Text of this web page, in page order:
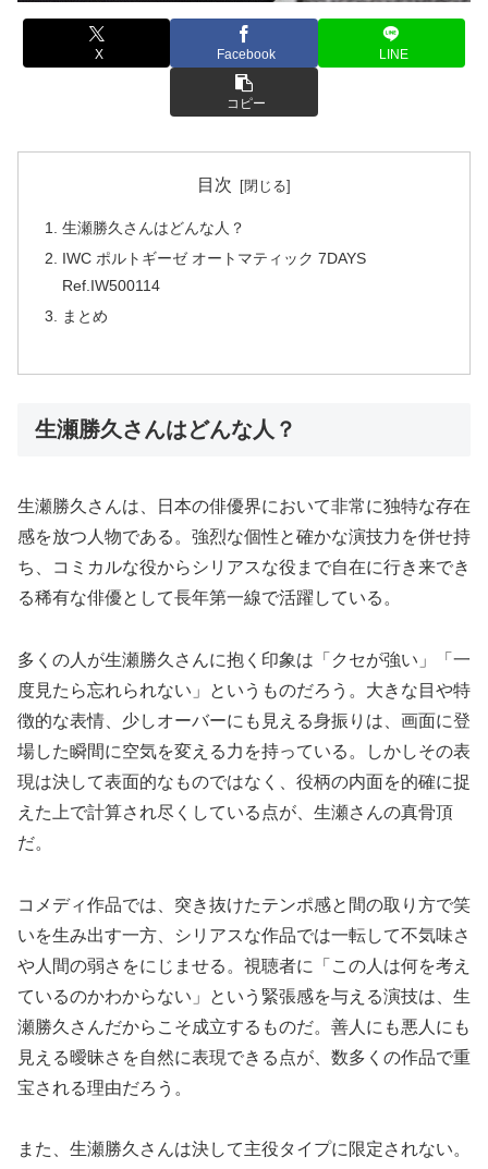
X Facebook LINE
コピー
目次
生瀬勝久さんはどんな人？
IWC ポルトギーゼ オートマティック 7DAYS
Ref.IW500114
まとめ
生瀬勝久さんはどんな人？
生瀬勝久さんは、日本の俳優界において非常に独特な存在
感を放つ人物である。強烈な個性と確かな演技力を併せ持
ち、コミカルな役からシリアスな役まで自在に行き来でき
る稀有な俳優として長年第一線で活躍している。
多くの人が生瀬勝久さんに抱く印象は「クセが強い」「一
度見たら忘れられない」というものだろう。大きな目や特
徴的な表情、少しオーバーにも見える身振りは、画面に登
場した瞬間に空気を変える力を持っている。しかしその表
現は決して表面的なものではなく、役柄の内面を的確に捉
えた上で計算され尽くしている点が、生瀬さんの真骨頂
だ。
コメディ作品では、突き抜けたテンポ感と間の取り方で笑
いを生み出す一方、シリアスな作品では一転して不気味さ
や人間の弱さをにじませる。視聴者に「この人は何を考え
ているのかわからない」という緊張感を与える演技は、生
瀬勝久さんだからこそ成立するものだ。善人にも悪人にも
見える曖昧さを自然に表現できる点が、数多くの作品で重
宝される理由だろう。
また、生瀬勝久さんは決して主役タイプに限定されない。